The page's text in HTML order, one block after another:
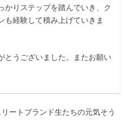
かりステップを踏んでいき、ク
も経験して積み上げていきま
とうございました。またお願い
ートブランド生たちの元気そう